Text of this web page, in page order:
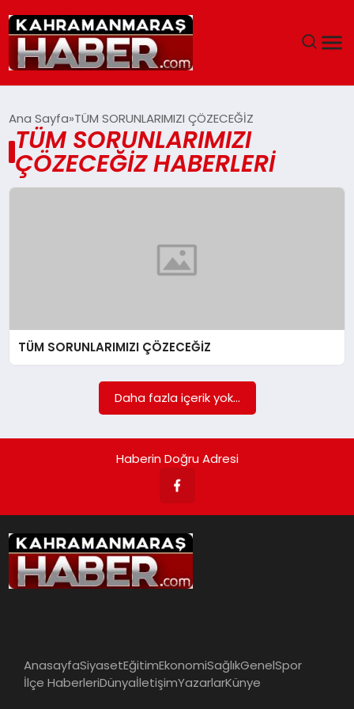
SIYASET
EĞITIM
SPOR
YAZARLAR
KÜNYE
Ana Sayfa TÜM SORUNLARIMIZI ÇÖZECEĞİZ
TÜM SORUNLARIMIZI
ÇÖZECEĞİZ HABERLERI
TÜM SORUNLARIMIZI ÇÖZECEĞİZ
Daha fazla içerik yok...
Haberin Doğru Adresi
AnasayfaSiyasetEğitimEkonomiSağlıkGenelSpor
İlçe HaberleriDünyaİletişimYazarlarKünye